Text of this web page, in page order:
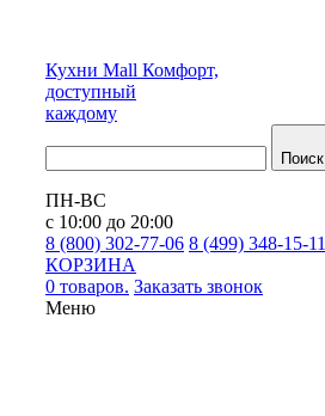
Кухни Mall Комфорт,
доступный
каждому
Поиск
ПН-ВС
с 10:00 до 20:00
8 (800) 302-77-06 8 (499) 348-15-11
КОРЗИНА
0 товаров. Заказать звонок
Меню